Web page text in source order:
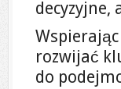
decyzyjne,
rozwijać
do